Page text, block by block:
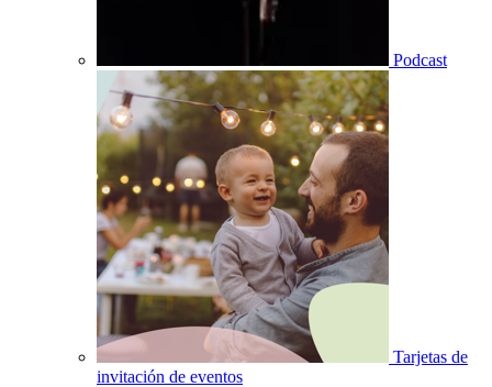
Podcast
Tarjetas de
invitación de eventos